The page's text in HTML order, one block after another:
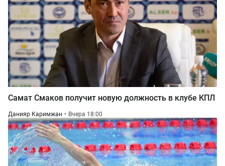
Самат Смаков получит новую должность в клубе КПЛ
Данияр Каримжан Вчера 18:00